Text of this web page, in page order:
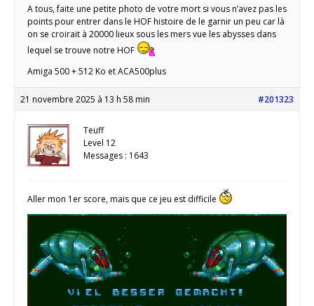
A tous, faite une petite photo de votre mort si vous n’avez pas les
points pour entrer dans le HOF histoire de le garnir un peu car là
on se croirait à 20000 lieux sous les mers vue les abysses dans
lequel se trouve notre HOF
Amiga 500 + 512 Ko et ACA500plus
21 novembre 2025 à 13 h 58 min #201323
Teuff
Level 12
Messages : 1643
Aller mon 1er score, mais que ce jeu est difficile